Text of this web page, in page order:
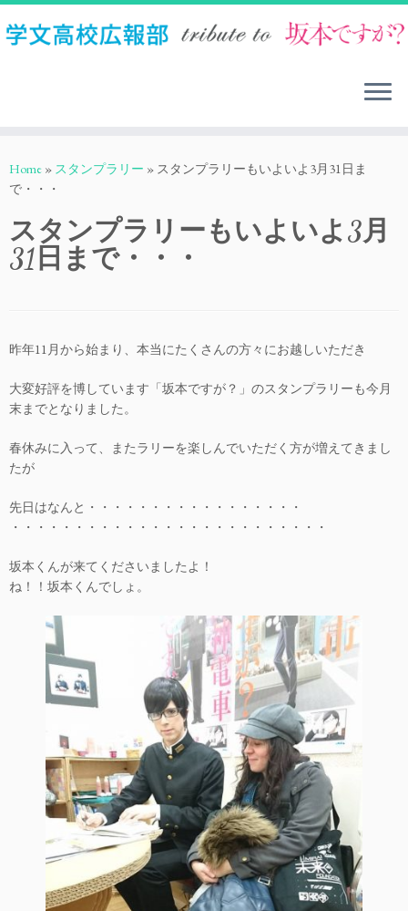
content
Home » スタンプラリー » スタンプラリーもいよいよ3月31日ま
で・・・
スタンプラリーもいよいよ3月
31日まで・・・
昨年11月から始まり、本当にたくさんの方々にお越しいただき
大変好評を博しています「坂本ですが？」のスタンプラリーも今月
末までとなりました。
春休みに入って、またラリーを楽しんでいただく方が増えてきまし
たが
先日はなんと・・・・・・・・・・・・・・・・・
・・・・・・・・・・・・・・・・・・・・・・・・・
坂本くんが来てくださいましたよ！
ね！！坂本くんでしょ。